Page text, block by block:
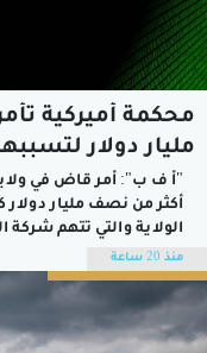
محكمة أميركية
مليار دولار
"أ ف ب": أمر قاض في
أكثر من نصف مليار
الولاية والتي تتهم
وإلحاق الأذى
375 مليون دولار لولاية نيو مكسيكو...
منذ 20 ساعة